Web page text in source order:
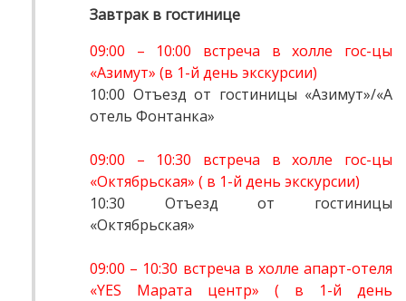
Завтрак в гостинице
09:00 – 10:00 встреча в холле гос-цы
«Азимут» (в 1-й день экскурсии)
10:00 Отъезд от гостиницы «Азимут»/«А
отель Фонтанка»
09:00 – 10:30 встреча в холле гос-цы
«Октябрьская» ( в 1-й день экскурсии)
10:30 Отъезд от гостиницы
«Октябрьская»
09:00 – 10:30 встреча в холле апарт-отеля
«YES Марата центр» ( в 1-й день